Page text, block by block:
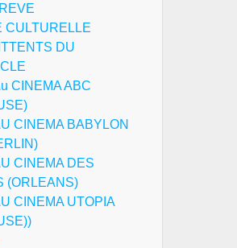
CULTURELLE
DU
CINEMA ABC
CINEMA BABYLON
CINEMA DES
(ORLEANS)
CINEMA UTOPIA